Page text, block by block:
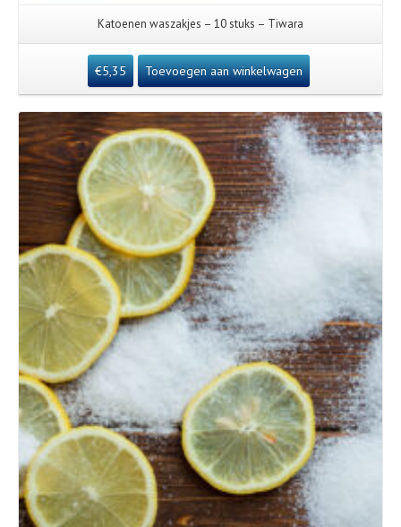
Katoenen waszakjes – 10 stuks – Tiwara
€5,35 Toevoegen aan winkelwagen